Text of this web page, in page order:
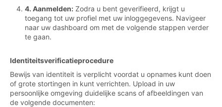
4. Aanmelden: Zodra u bent geverifieerd, krijgt u
toegang tot uw profiel met uw inloggegevens. Navigeer
naar uw dashboard om met de volgende stappen verder
te gaan.
Identiteitsverificatieprocedure
Bewijs van identiteit is verplicht voordat u opnames kunt doen
of grote stortingen in kunt verrichten. Upload in uw
persoonlijke omgeving duidelijke scans of afbeeldingen van
de volgende documenten: